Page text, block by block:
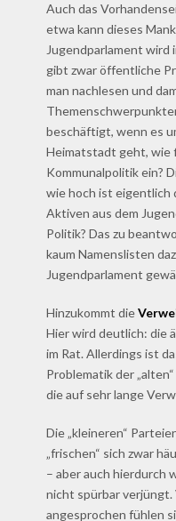
Auch das
etwa kann dieses
Jugendparlament wird
gibt zwar öffentliche
man nachlesen und
beschäftigt, wenn es
Heimatstadt geht, wie
Kommunalpolitik ein?
wie hoch ist eigentlich
Aktiven aus dem
Politik? Das zu
kaum Namenslisten
Jugendparlament
Hinzukommt die
Hier wird deutlich: die
im Rat. Allerdings ist
Problematik der
die auf sehr lange
Die „kleineren“
„frischen“ sich zwar
– aber auch hierdurch
nicht spürbar
angesprochen fühlen